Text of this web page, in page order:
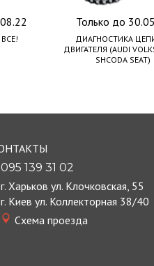
Только до
ДИАГНОСТИКА
ДВИГАТЕЛЯ (AUDI
SHCODA SEAT)
095 139 31 02
г. Харьков ул. Клочковская, 55
г. Киев ул. Коллекторная 38/40
Cхема проезда